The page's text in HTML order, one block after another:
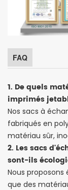
FAQ
1. De quels
imprimés
Nos sacs à
fabriqués en
matériau sûr,
2. Les sacs
sont-ils
Nous
que des